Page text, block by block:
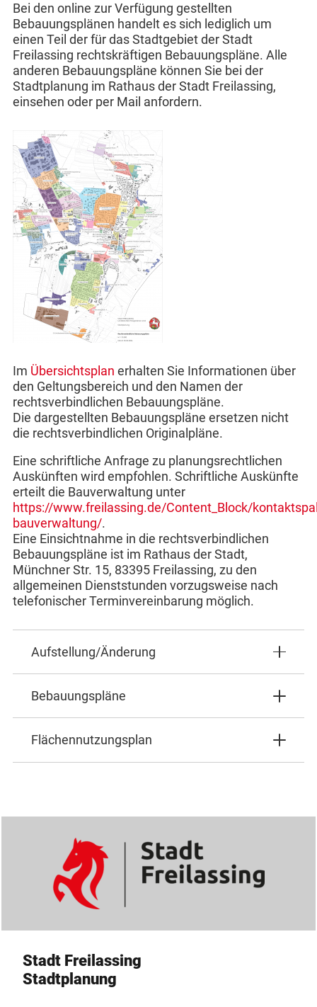
Bei den online zur Verfügung gestellten
Bebauungsplänen handelt es sich lediglich um
einen Teil der für das Stadtgebiet der Stadt
Freilassing rechtskräftigen Bebauungspläne. Alle
anderen Bebauungspläne können Sie bei der
Stadtplanung im Rathaus der Stadt Freilassing,
einsehen oder per Mail anfordern.
Im Übersichtsplan erhalten Sie Informationen über
den Geltungsbereich und den Namen der
rechtsverbindlichen Bebauungspläne.
Die dargestellten Bebauungspläne ersetzen nicht
die rechtsverbindlichen Originalpläne.
Eine schriftliche Anfrage zu planungsrechtlichen
Auskünften wird empfohlen. Schriftliche Auskünfte
erteilt die Bauverwaltung unter
https://www.freilassing.de/Content_Block/
bauverwaltung/.
Eine Einsichtnahme in die rechtsverbindlichen
Bebauungspläne ist im Rathaus der Stadt,
Münchner Str. 15, 83395 Freilassing, zu den
allgemeinen Dienststunden vorzugsweise nach
telefonischer Terminvereinbarung möglich.
Aufstellung/Änderung
Bebauungspläne
Flächennutzungsplan
Stadt Freilassing
Stadtplanung